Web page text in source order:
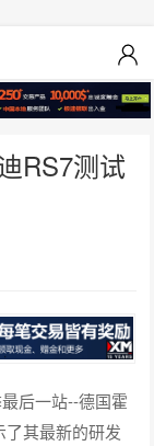
RS7测试
后一站--德国霍
其最新的研发